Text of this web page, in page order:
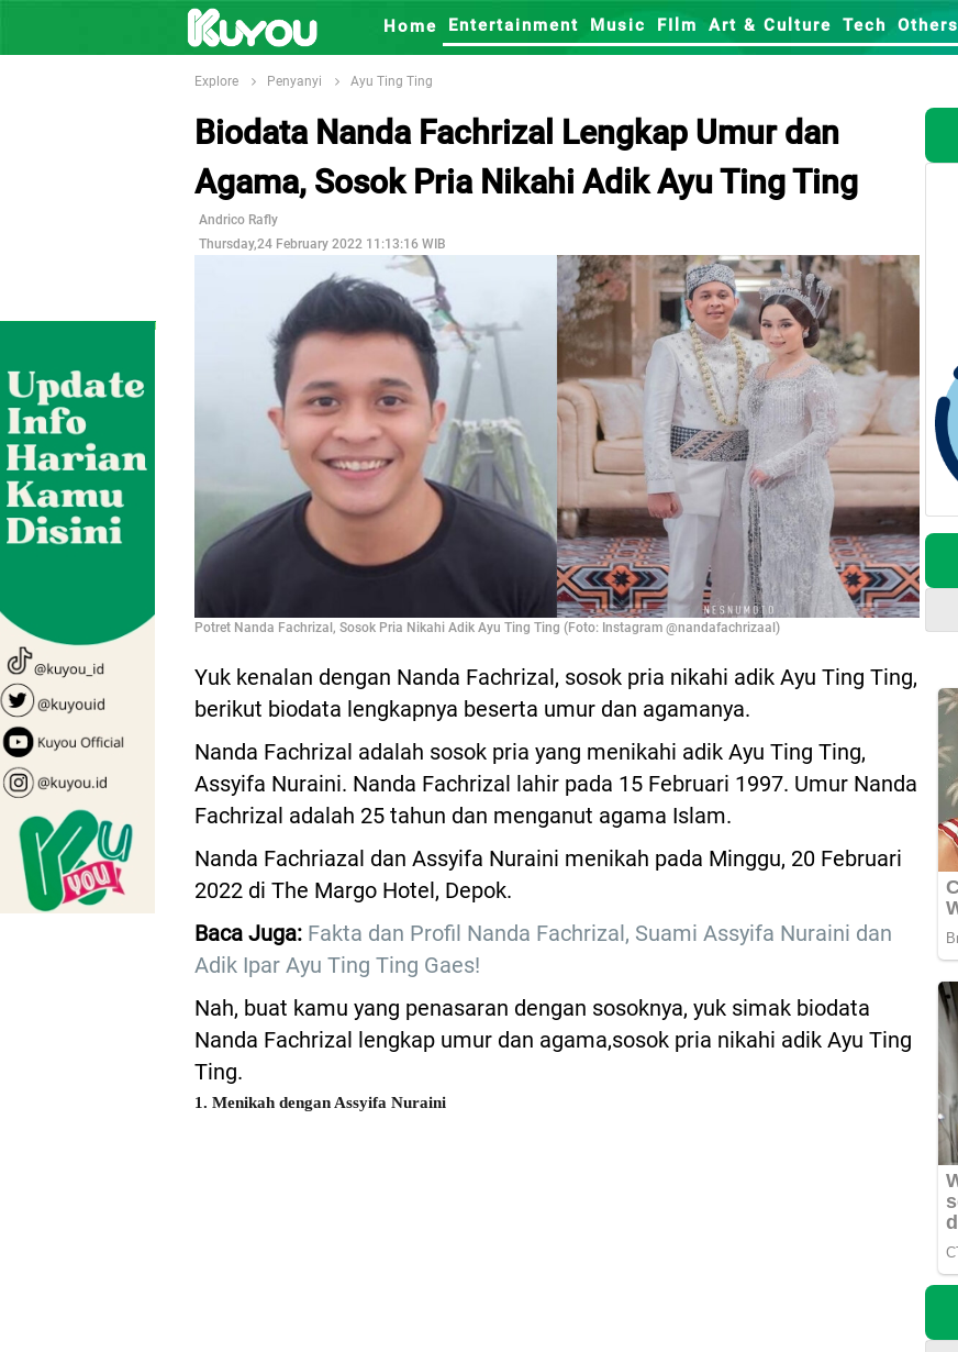
Home Entertainment Music FIlm Art & Culture Tech Others
Explore Penyanyi Ayu Ting Ting
Biodata Nanda Fachrizal Lengkap Umur dan
Agama, Sosok Pria Nikahi Adik Ayu Ting Ting
Andrico Rafly
Thursday,24 February 2022 11:13:16 WIB
Potret Nanda Fachrizal, Sosok Pria Nikahi Adik Ayu Ting Ting (Foto: Instagram @nandafachrizaal)
Yuk kenalan dengan Nanda Fachrizal, sosok pria nikahi adik Ayu Ting Ting,
berikut biodata lengkapnya beserta umur dan agamanya.
Nanda Fachrizal adalah sosok pria yang menikahi adik Ayu Ting Ting,
Assyifa Nuraini. Nanda Fachrizal lahir pada 15 Februari 1997. Umur Nanda
Fachrizal adalah 25 tahun dan menganut agama Islam.
Nanda Fachriazal dan Assyifa Nuraini menikah pada Minggu, 20 Februari
2022 di The Margo Hotel, Depok.
Baca Juga: Fakta dan Profil Nanda Fachrizal, Suami Assyifa Nuraini dan
Adik Ipar Ayu Ting Ting Gaes!
Nah, buat kamu yang penasaran dengan sosoknya, yuk simak biodata
Nanda Fachrizal lengkap umur dan agama,sosok pria nikahi adik Ayu Ting
Ting.
1. Menikah dengan Assyifa Nuraini